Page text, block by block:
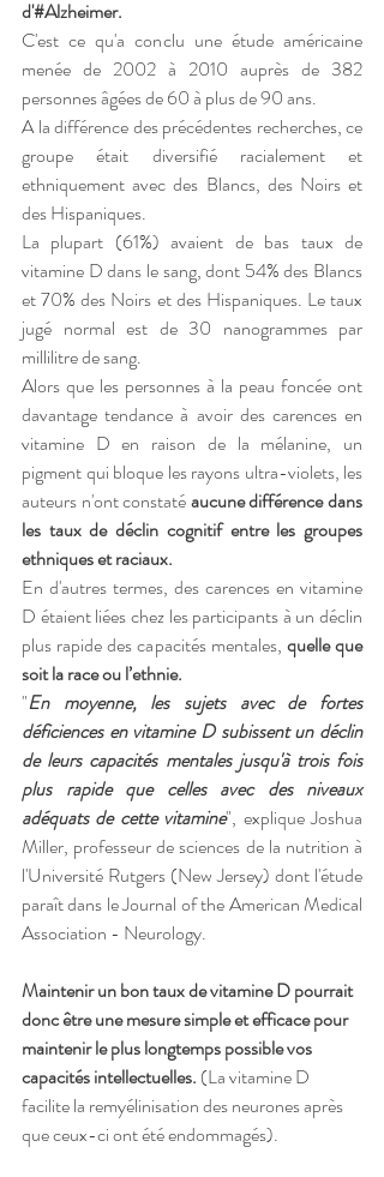
d'#Alzheimer.
C'est ce qu'a conclu une étude américaine
menée de 2002 à 2010 auprès de 382
personnes âgées de 60 à plus de 90 ans.
A la différence des précédentes recherches, ce
groupe était diversifié racialement et
ethniquement avec des Blancs, des Noirs et
des Hispaniques.
La plupart (61%) avaient de bas taux de
vitamine D dans le sang, dont 54% des Blancs
et 70% des Noirs et des Hispaniques. Le taux
jugé normal est de 30 nanogrammes par
millilitre de sang.
Alors que les personnes à la peau foncée ont
davantage tendance à avoir des carences en
vitamine D en raison de la mélanine, un
pigment qui bloque les rayons ultra-violets, les
auteurs n'ont constaté aucune différence dans
les taux de déclin cognitif entre les groupes
ethniques et raciaux.
En d'autres termes, des carences en vitamine
D étaient liées chez les participants à un déclin
plus rapide des capacités mentales, quelle que
soit la race ou l’ethnie.
"En moyenne, les sujets avec de fortes
déficiences en vitamine D subissent un déclin
de leurs capacités mentales jusqu'à trois fois
plus rapide que celles avec des niveaux
adéquats de cette vitamine", explique Joshua
Miller, professeur de sciences de la nutrition à
l'Université Rutgers (New Jersey) dont l'étude
paraît dans le Journal of the American Medical
Association - Neurology.
Maintenir un bon taux de vitamine D pourrait
donc être une mesure simple et efficace pour
maintenir le plus longtemps possible vos
capacités intellectuelles. (La vitamine D
facilite la remyélinisation des neurones après
que ceux-ci ont été endommagés).